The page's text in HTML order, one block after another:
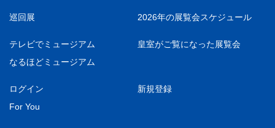
巡回展 2026年の展覧会スケジュール
テレビでミュージアム
皇室がご覧になった展覧会
なるほどミュージアム
ログイン
新規登録
For You